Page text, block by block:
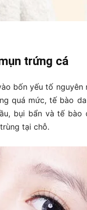
trứng cá
bốn yếu tố nguyên
quá mức, tế bào
bụi bẩn và tế bào
tại chỗ.